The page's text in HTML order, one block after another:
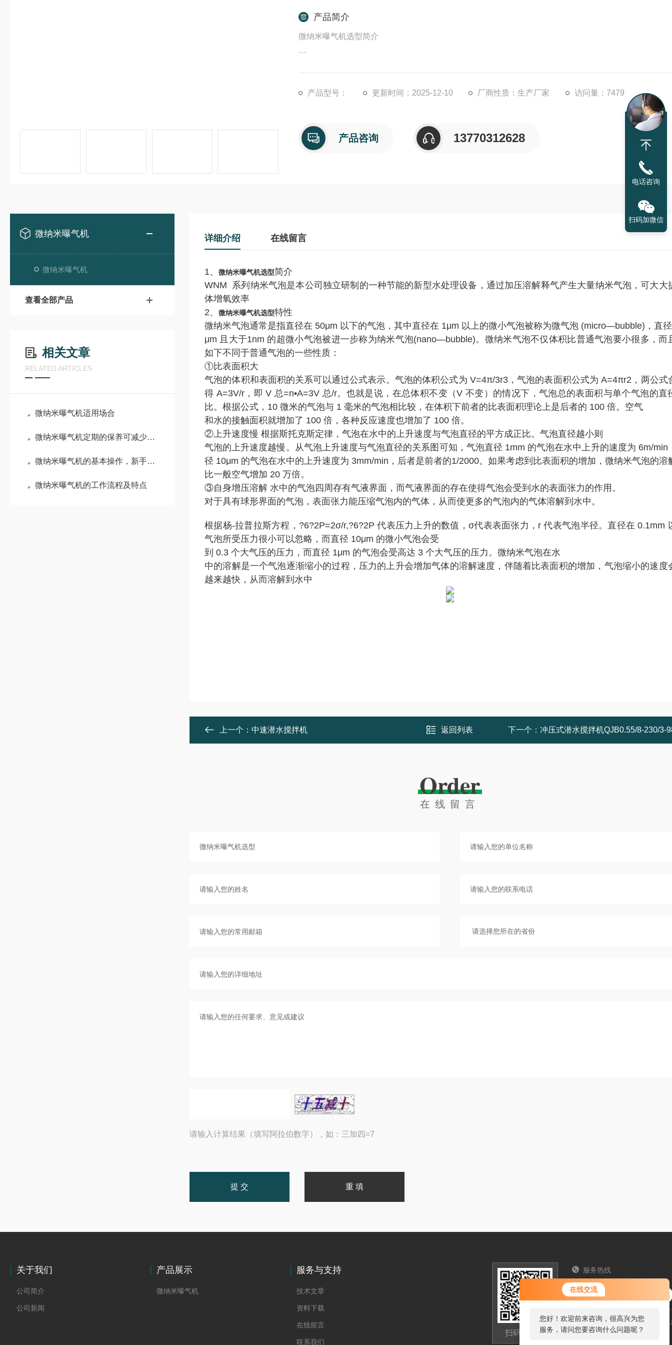
在线交流
您好！欢迎前来咨询，很高兴为您
服务，请问您要咨询什么问题呢？
您好，看您停留很久了，是否找到
了需求产品，您可以直接在线与我
产品简介
微纳米曝气机选型简介
产品型号：
更新时间：2025-12-10 厂商性质：生产厂家 访问量：7479
产品咨询 13770312628
微纳米曝气机
微纳米曝气机
查看全部产品
相关文章
RELATED ARTICLES
微纳米曝气机适用场合
微纳米曝气机定期的保养可减少不必要的损失
微纳米曝气机的基本操作，新手不得不看！
微纳米曝气机的工作流程及特点
详细介绍 在线留言
1、 微纳米曝气机选型简介
WNM 系列 纳米气泡是本公司独立研制 的一种节能的新型水处理设备 ， 通过加压溶解释气产生大量纳米气泡 ，可大大
体增氧效率
2、 微纳米曝气机选型特性
微纳米气泡通常是指直径在 50μm 以下的气泡 ， 其中直径在 1μm 以上的微小气泡被称为微气泡 (micro—bubble) ， 直径
μm 且大于1nm 的超微小气泡被进一步称为纳米气泡(nano—bubble)。 微纳米气泡不仅体积 比普通气泡要小很多 ，而
如下不同于普通气泡的一些性质：
①比表面积大
气泡的体积和表面积的关系可 以通过公式表示。 气泡的体积公式为 V=4π/3r3，气泡的表面积公式为 A=4πr2 ， 两公式
得 A=3V/r， 即 V 总=n•A=3V 总/r。也就是说 ， 在总体积不变（V 不变 ） 的情况下 ， 气泡总的表面积与单个气泡的直
比。根据公式 ， 10 微米的气泡与 1 毫米的气泡相 比较 ， 在体积下前者的比表面积理论上是后者的 100 倍。 空气
和水的接触面积就增加了 100 倍，各种反应速度也增加了 100 倍。
②上升速度慢 根据斯托克斯定律 ， 气泡在水中的上升速度与气泡直径的平方成正比。 气泡直径越小则
气泡的上升速度越慢 。 从气泡上升速度与气泡直径的关系图可知 ， 气泡直径1mm 的气泡在水中上升的速度为 6m/min
径 10μm 的气泡在水中的上升速 度为 3mm/min ， 后者是前者的1/2000。如果考虑到比表面积的增加，微纳米气泡的溶
比一般空气增加 20 万倍。
③自身增压溶解 水中的气泡四周存有气液界面 ， 而气液界面的存在使得气泡会受到水的表面张力的作用。
对于具有球形界面的气泡 ， 表面张力能压缩气泡内的气体 ， 从而使更多的气泡内的气体溶解到水中。
根据杨-拉普拉斯方程， ?6?2P=2σ/r,?6?2P代表压力上升的数值 ， σ代表表面张力， r代表气泡半径。 直径在 0.1mm
气泡所受压力很小可以忽略 ， 而直径 10μm 的微小气泡会受
到 0.3 个大气压的压力 ， 而直径 1μm 的气泡会受高达 3 个大气压的压力。 微纳米气泡在水
中的溶解是一个气泡逐渐缩小的过程 ， 压力的上升会增加气体的溶解速度 ， 伴随着比表面积的增加 ， 气泡缩小的速度
越来越快 ， 从而溶解到水中
上一个： 中速潜水搅拌机 返回列表 下一个： 冲压式潜水搅拌机QJB0.55/8-230/3-
Order
在线留言
请输入计算结果（填写阿拉伯数字），如：三加四=7
关于我们
公司简介
公司新闻
产品展示
微纳米曝气机
服务与支持
技术文章
资料下载
在线留言
联系我们
扫码加微信
服务热线
025-
江苏省南京市六合区新禹路
电话咨询
扫码加微信